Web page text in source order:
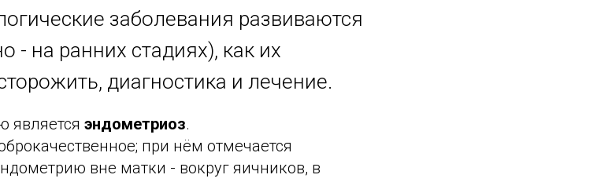
заболевания развиваются
- на ранних стадиях), как их
диагностика и лечение.
является эндометриоз.
при нём отмечается
вне матки - вокруг яичников, в